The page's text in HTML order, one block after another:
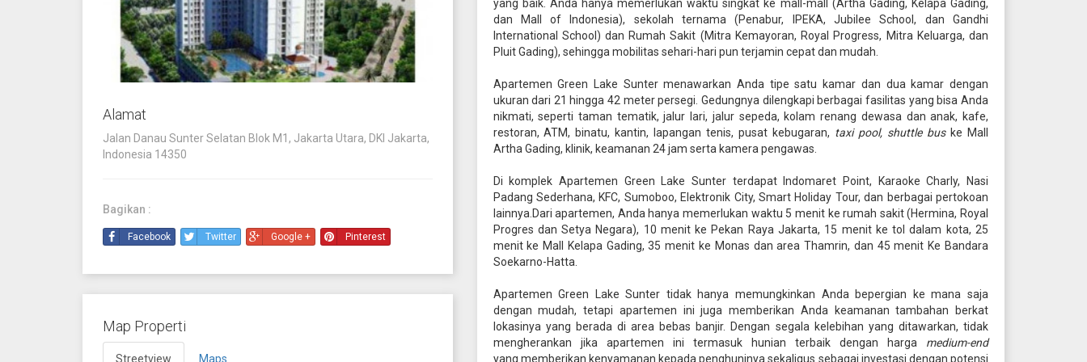
yang baik. Anda hanya memerlukan waktu singkat ke mall-mall (Artha Gading, Kelapa Gading,
dan Mall of Indonesia), sekolah ternama (Penabur, IPEKA, Jubilee School, dan Gandhi
International School) dan Rumah Sakit (Mitra Kemayoran, Royal Progress, Mitra Keluarga, dan
Pluit Gading), sehingga mobilitas sehari-hari pun terjamin cepat dan mudah.
Apartemen Green Lake Sunter menawarkan Anda tipe satu kamar dan dua kamar dengan
ukuran dari 21 hingga 42 meter persegi. Gedungnya dilengkapi berbagai fasilitas yang bisa Anda
nikmati, seperti taman tematik, jalur lari, jalur sepeda, kolam renang dewasa dan anak, kafe,
restoran, ATM, binatu, kantin, lapangan tenis, pusat kebugaran, taxi pool, shuttle bus ke Mall
Artha Gading, klinik, keamanan 24 jam serta kamera pengawas.
Di komplek Apartemen Green Lake Sunter terdapat Indomaret Point, Karaoke Charly, Nasi
Padang Sederhana, KFC, Sumoboo, Elektronik City, Smart Holiday Tour, dan berbagai pertokoan
lainnya.Dari apartemen, Anda hanya memerlukan waktu 5 menit ke rumah sakit (Hermina, Royal
Progres dan Setya Negara), 10 menit ke Pekan Raya Jakarta, 15 menit ke tol dalam kota, 25
menit ke Mall Kelapa Gading, 35 menit ke Monas dan area Thamrin, dan 45 menit Ke Bandara
Soekarno-Hatta.
Apartemen Green Lake Sunter tidak hanya memungkinkan Anda bepergian ke mana saja
dengan mudah, tetapi apartemen ini juga memberikan Anda keamanan tambahan berkat
lokasinya yang berada di area bebas banjir. Dengan segala kelebihan yang ditawarkan, tidak
mengherankan jika apartemen ini termasuk hunian terbaik dengan harga medium-end
yang memberikan kenyamanan kepada penghuninya sekaligus sebagai investasi dengan potensi
Alamat
Jalan Danau Sunter Selatan Blok M1, Jakarta Utara, DKI Jakarta,
Indonesia 14350
Bagikan :
Facebook Twitter Google + Pinterest
Map Properti
Streetview Maps